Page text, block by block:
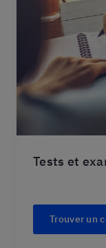
Tests et
Trouver un